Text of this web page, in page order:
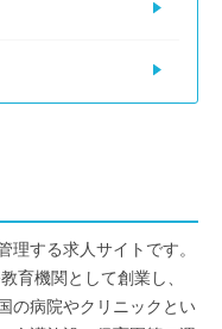
理する求人サイトです。
育機関として創業し、
の病院やクリニックとい